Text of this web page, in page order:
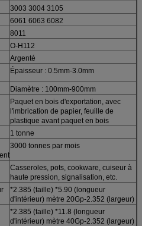
3003 3004 3105
6061 6063 6082
8011
O-H112
Argenté
Épaisseur : 0.5mm-3.0mm
Diamètre : 100mm-900mm
Paquet en bois d'exportation, avec
l'imbrication de papier, feuille de
plastique avant paquet en bois
1 tonne
3000 tonnes par mois
Casseroles, pots, cookware, cuiseur à
haute pression, signalisation, etc.
*2.385 (taille) *5.90 (longueur
d'intérieur) mètre 20Gp-2.352 (largeur)
*2.385 (taille) *11.8 (longueur
d'intérieur) mètre 40Gp-2.352 (largeur)